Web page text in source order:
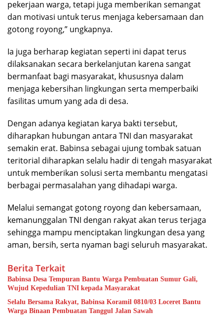
pekerjaan warga, tetapi juga memberikan semangat
dan motivasi untuk terus menjaga kebersamaan dan
gotong royong,” ungkapnya.
Ia juga berharap kegiatan seperti ini dapat terus
dilaksanakan secara berkelanjutan karena sangat
bermanfaat bagi masyarakat, khususnya dalam
menjaga kebersihan lingkungan serta memperbaiki
fasilitas umum yang ada di desa.
Dengan adanya kegiatan karya bakti tersebut,
diharapkan hubungan antara TNI dan masyarakat
semakin erat. Babinsa sebagai ujung tombak satuan
teritorial diharapkan selalu hadir di tengah masyarakat
untuk memberikan solusi serta membantu mengatasi
berbagai permasalahan yang dihadapi warga.
Melalui semangat gotong royong dan kebersamaan,
kemanunggalan TNI dengan rakyat akan terus terjaga
sehingga mampu menciptakan lingkungan desa yang
aman, bersih, serta nyaman bagi seluruh masyarakat.
Berita Terkait
Babinsa Desa Tempuran Bantu Warga Pembuatan Sumur Gali,
Wujud Kepedulian TNI kepada Masyarakat
Selalu Bersama Rakyat, Babinsa Koramil 0810/03 Loceret Bantu
Warga Binaan Pembuatan Tanggul Jalan Sawah